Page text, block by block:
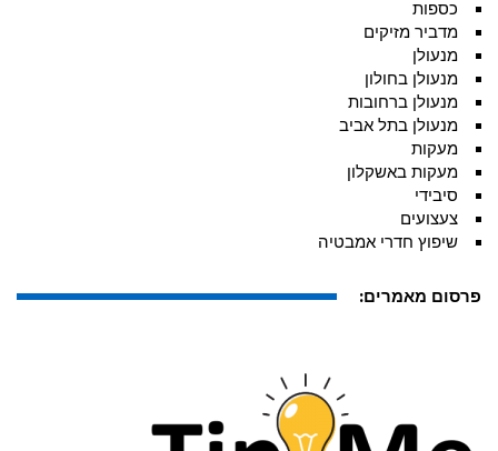
כספות
מדביר מזיקים
מנעולן
מנעולן בחולון
מנעולן ברחובות
מנעולן בתל אביב
מעקות
מעקות באשקלון
סיבידי
צעצועים
שיפוץ חדרי אמבטיה
פרסום מאמרים: